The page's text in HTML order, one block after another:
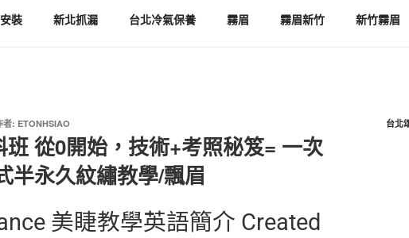
裝 新北抓漏 台北冷氣保養 霧眉 霧眉新竹 新竹霧眉
者: ETONHSIAO
班 從0開始，技術+考照秘笈= 一次
半永久紋繡教學/飄眉
美睫教學英語簡介 Created
台北